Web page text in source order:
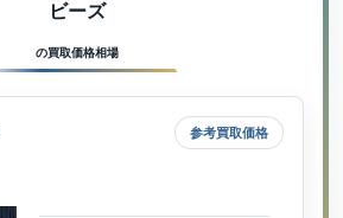
ビーズ
の買取価格相場
参考買取価格